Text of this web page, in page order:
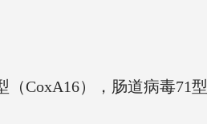
（CoxA16），肠道病毒71型